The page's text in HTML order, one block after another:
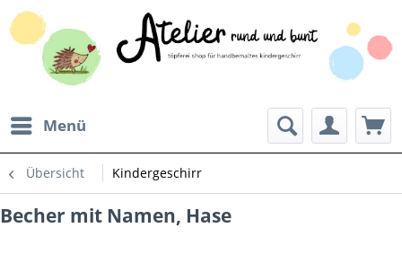
Menü
Übersicht Kindergeschirr
Becher mit Namen, Hase